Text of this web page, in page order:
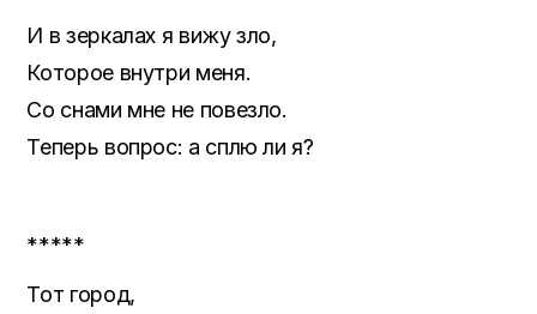
И в зеркалах я вижу зло,
Которое внутри меня.
Со снами мне не повезло.
Теперь вопрос: а сплю ли я?
*****
Тот город,